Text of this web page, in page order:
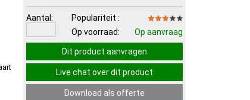
Aantal:
Populariteit :
Op voorraad:
Op aanvraag
Dit product aanvragen
Live chat over dit product
Download als offerte